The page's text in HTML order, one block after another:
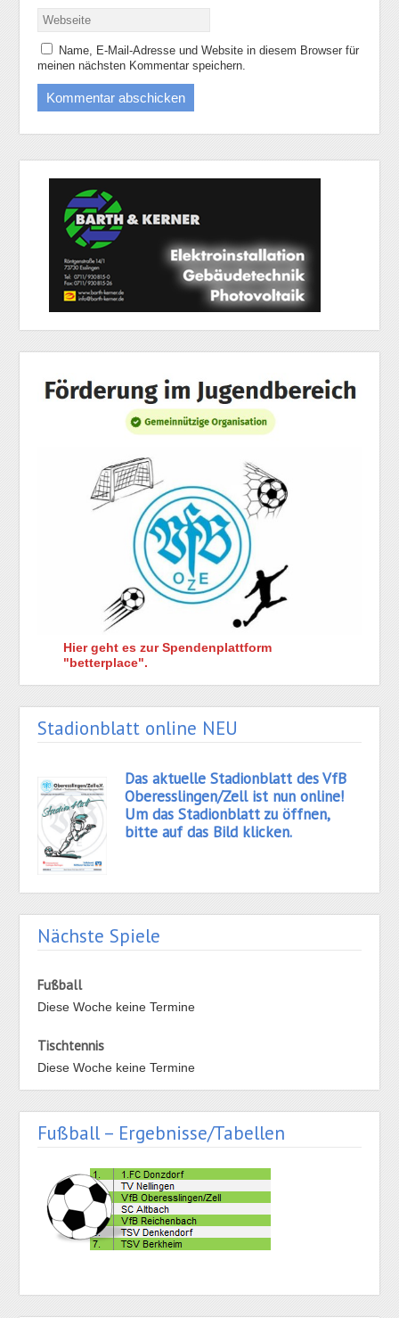
Name, E-Mail-Adresse und Website in diesem Browser für
meinen nächsten Kommentar speichern.
Hier geht es zur Spendenplattform
"betterplace".
Stadionblatt online NEU
Das aktuelle Stadionblatt des VfB
Oberesslingen/Zell ist nun online!
Um das Stadionblatt zu öffnen,
bitte auf das Bild klicken.
Nächste Spiele
Fußball
Diese Woche keine Termine
Tischtennis
Diese Woche keine Termine
Fußball – Ergebnisse/Tabellen